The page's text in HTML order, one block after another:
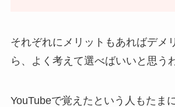
それぞれにメリットもあればデメ
ら、よく考えて選べばいいと思う
YouTubeで覚えたという人もたま